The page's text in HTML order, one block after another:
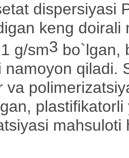
dispersiyasi
keng doirali
g/sm3 bo`lgan,
namoyon qiladi.
va
mahsuloti